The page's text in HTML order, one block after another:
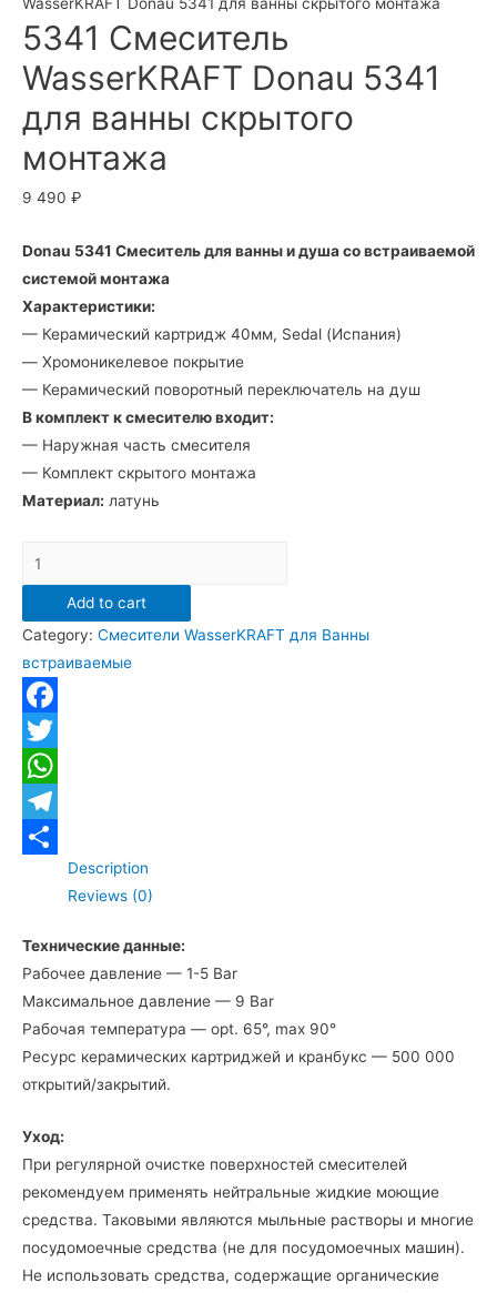
5341 Смеситель
WasserKRAFT Donau 5341
для ванны скрытого
монтажа
9 490 ₽
Donau 5341 Смеситель для ванны и душа со встраиваемой
системой монтажа
Характеристики:
— Керамический картридж 40мм, Sedal (Испания)
— Хромоникелевое покрытие
— Керамический поворотный переключатель на душ
В комплект к смесителю входит:
— Наружная часть смесителя
— Комплект скрытого монтажа
Материал: латунь
5341
Смеситель
WasserKRAFT
Donau
5341
для
ванны
скрытого
монтажа
quantity
Add to cart
Category: Смесители WasserKRAFT для Ванны
встраиваемые
Facebook
Twitter
WhatsApp
Telegram
ОтправитьDescription
Reviews (0)
Технические данные:
Рабочее давление — 1-5 Bar
Максимальное давление — 9 Bar
Рабочая температура — opt. 65°, max 90°
Ресурс керамических картриджей и кранбукс — 500 000
открытий/закрытий.
Уход:
При регулярной очистке поверхностей смесителей
рекомендуем применять нейтральные жидкие моющие
средства. Таковыми являются мыльные растворы и многие
посудомоечные средства (не для посудомоечных машин).
Не использовать средства, содержащие органические